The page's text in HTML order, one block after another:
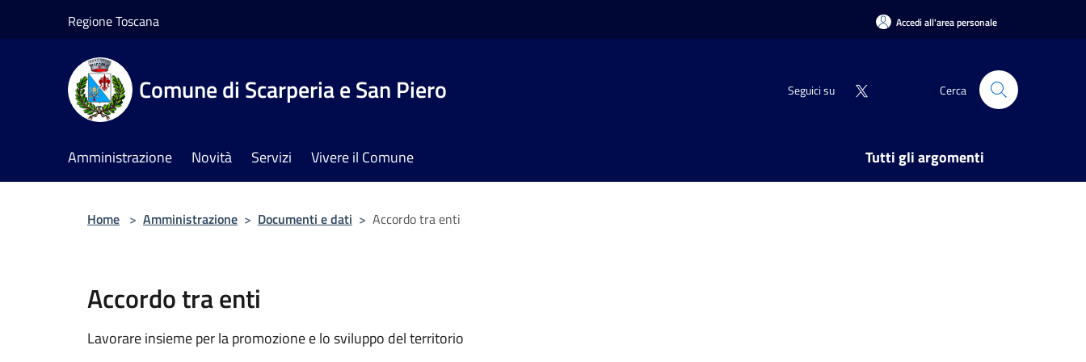
Regione Toscana Accedi all'area personale
Comune di Scarperia e San Piero Seguici su Cerca
Amministrazione Novità Servizi Vivere il Comune Tutti gli argomenti
Home > Amministrazione > Documenti e dati > Accordo tra enti
Accordo tra enti
Lavorare insieme per la promozione e lo sviluppo del territorio